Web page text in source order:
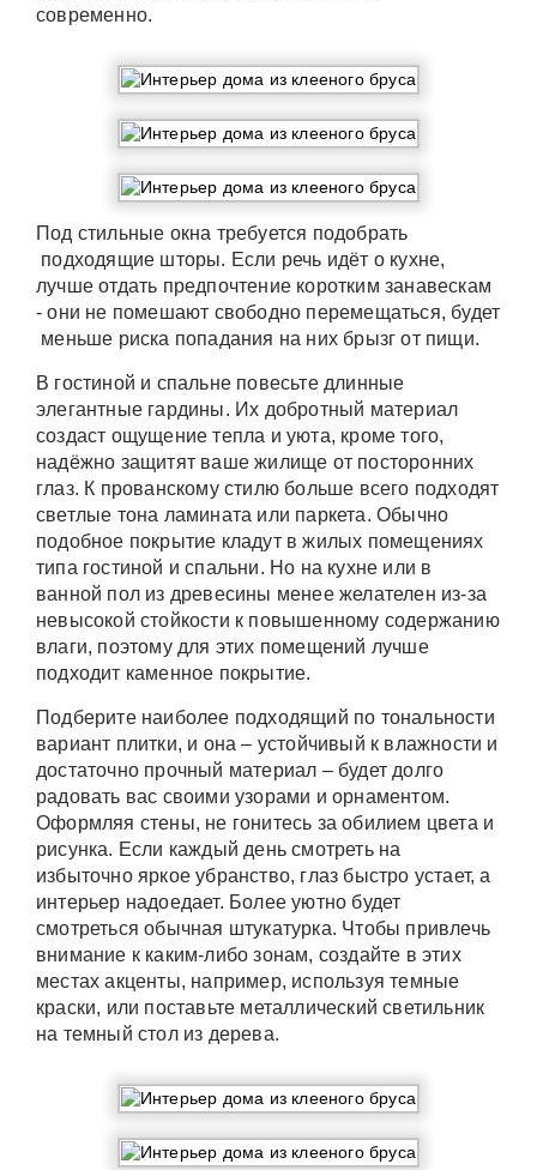
современно.
Под стильные окна требуется подобрать
подходящие шторы. Если речь идёт о кухне,
лучше отдать предпочтение коротким занавескам
- они не помешают свободно перемещаться, будет
меньше риска попадания на них брызг от пищи.
В гостиной и спальне повесьте длинные
элегантные гардины. Их добротный материал
создаст ощущение тепла и уюта, кроме того,
надёжно защитят ваше жилище от посторонних
глаз. К прованскому стилю больше всего подходят
светлые тона ламината или паркета. Обычно
подобное покрытие кладут в жилых помещениях
типа гостиной и спальни. Но на кухне или в
ванной пол из древесины менее желателен из-за
невысокой стойкости к повышенному содержанию
влаги, поэтому для этих помещений лучше
подходит каменное покрытие.
Подберите наиболее подходящий по тональности
вариант плитки, и она – устойчивый к влажности и
достаточно прочный материал – будет долго
радовать вас своими узорами и орнаментом.
Оформляя стены, не гонитесь за обилием цвета и
рисунка. Если каждый день смотреть на
избыточно яркое убранство, глаз быстро устает, а
интерьер надоедает. Более уютно будет
смотреться обычная штукатурка. Чтобы привлечь
внимание к каким-либо зонам, создайте в этих
местах акценты, например, используя темные
краски, или поставьте металлический светильник
на темный стол из дерева.